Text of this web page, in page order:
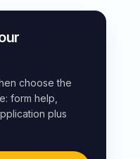
choose the
form help,
plus